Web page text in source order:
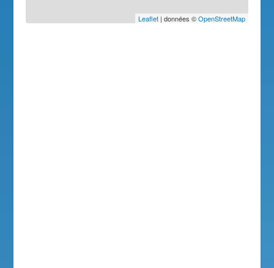
Leaflet| données ©OpenStreetMap